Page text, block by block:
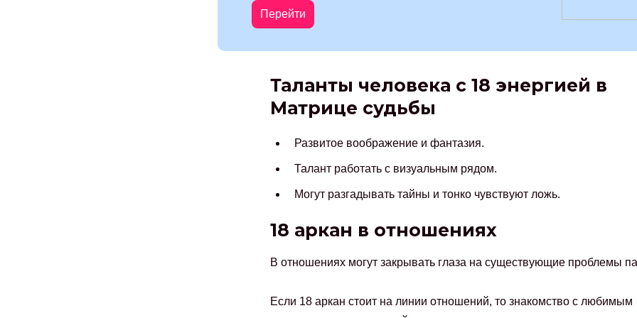
Перейти
Таланты человека с 18 энергией в
Матрице судьбы
Развитое воображение и фантазия.
Талант работать с визуальным рядом.
Могут разгадывать тайны и тонко чувствуют ложь.
18 аркан в отношениях
В отношениях могут закрывать глаза на существующие проблемы
Если 18 аркан стоит на линии отношений, то знакомство с любимым